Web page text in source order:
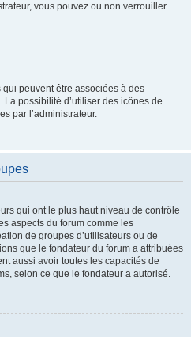
vous pouvez ou non verrouiller
peuvent être associées à des
possibilité d’utiliser des icônes de
par l’administrateur.
qui ont le plus haut niveau de contrôle
aspects du forum comme les
de groupes d’utilisateurs ou de
que le fondateur du forum a attribuées
aussi avoir toutes les capacités de
selon ce que le fondateur a autorisé.